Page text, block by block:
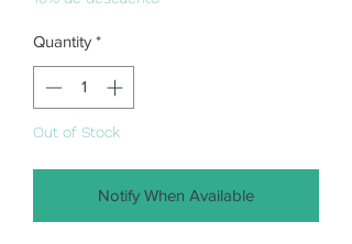
Quantity *
Out of Stock
Notify When Available